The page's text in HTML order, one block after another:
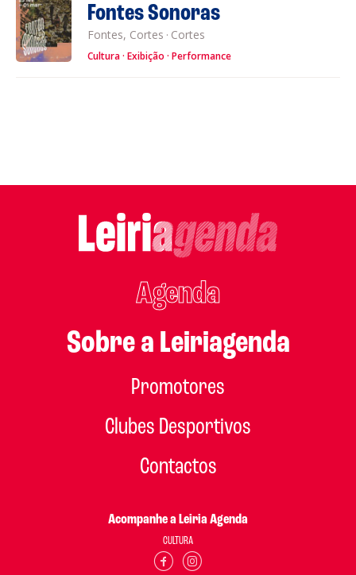
Fontes Sonoras
Fontes, Cortes · Cortes
Cultura Exibição Performance
Agenda
Sobre a Leiriagenda
Promotores
Clubes Desportivos
Contactos
Acompanhe a Leiria Agenda
CULTURA